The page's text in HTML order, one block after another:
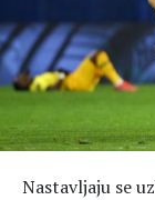
Njega nje
Njega
Šminka
Nastavljaju se